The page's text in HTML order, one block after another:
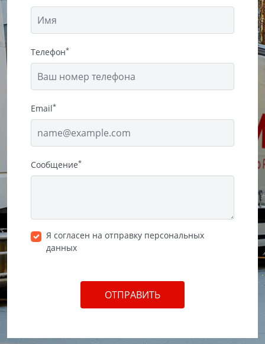
Телефон*
Email*
Сообщение*
Я согласен на отправку персональных
данных
ОТПРАВИТЬ